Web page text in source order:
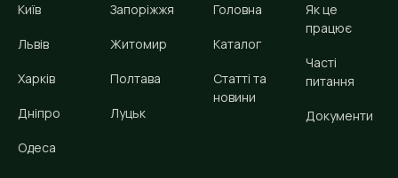
Київ
Львів
Харків
Дніпро
Одеса
Запоріжжя
Житомир
Полтава
Луцьк
Головна
Каталог
Статті та
новини
Як це
працює
Часті
питання
Документи